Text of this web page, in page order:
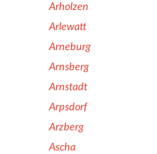
Arholzen
Arlewatt
Arneburg
Arnsberg
Arnstadt
Arpsdorf
Arzberg
Ascha